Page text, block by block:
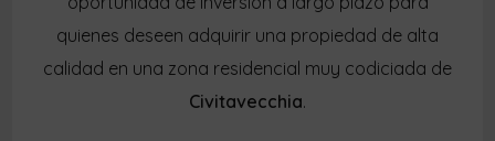
quienes deseen adquirir una propiedad de alta
calidad en una zona residencial muy codiciada de
Civitavecchia.